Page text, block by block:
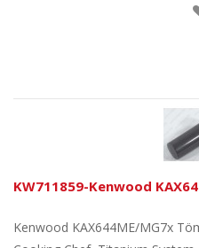
KW711859-Kenwood
Kenwood KAX644ME/MG7x